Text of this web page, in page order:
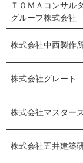
ＴＯＭＡコンサル
グループ株式会社
株式会社中西製作
株式会社グレート
株式会社マスター
株式会社五井建築